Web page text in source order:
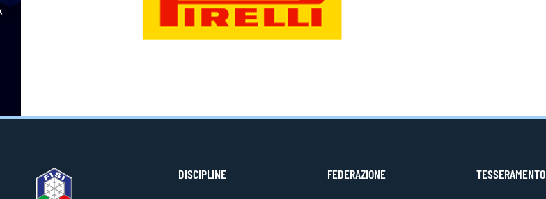
DISCIPLINE FEDERAZIONE TESSERAMENTO